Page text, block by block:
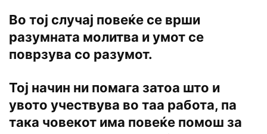
Во тој случај повеќе се врши
разумната молитва и умот се
поврзува со разумот.
Тој начин ни помага затоа што и
увото учествува во таа работа, па
така човекот има повеќе помош за